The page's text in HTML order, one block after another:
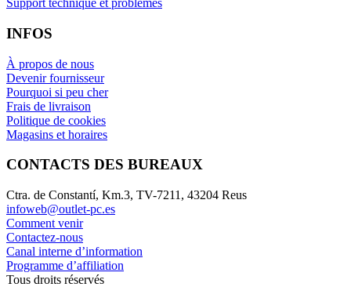
Support technique et problèmes
INFOS
À propos de nous
Devenir fournisseur
Pourquoi si peu cher
Frais de livraison
Politique de cookies
Magasins et horaires
CONTACTS DES BUREAUX
Ctra. de Constantí, Km.3, TV-7211, 43204 Reus
infoweb@outlet-pc.es
Comment venir
Contactez-nous
Canal interne d’information
Programme d’affiliation
Tous droits réservés